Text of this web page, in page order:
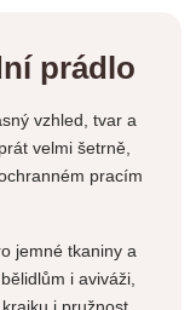
prádlo
vzhled, tvar a
velmi šetrně,
pracím
jemné tkaniny a
i aviváži,